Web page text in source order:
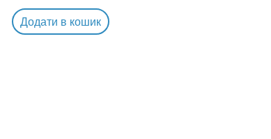
Додати в кошик